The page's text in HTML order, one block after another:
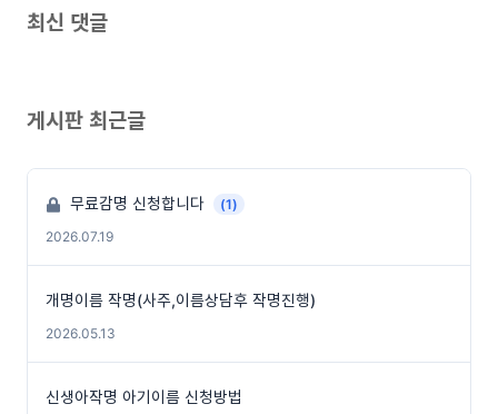
최신 댓글
게시판 최근글
무료감명 신청합니다
(1)
2026.07.19
개명이름 작명(사주,이름상담후 작명진행)
2026.05.13
신생아작명 아기이름 신청방법